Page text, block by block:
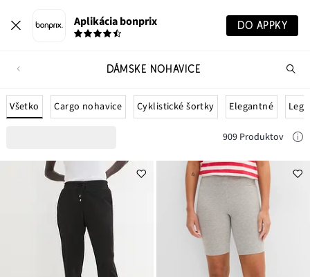
Aplikácia bonprix DO APPKY
DÁMSKE NOHAVICE
Všetko Cargo nohavice Cyklistické šortky Elegantné
909 Produktov